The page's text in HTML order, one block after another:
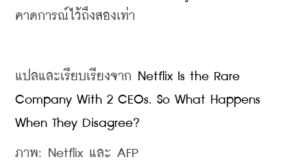
คาดการณ์ไว้ถึงสองเท่า
แปลและเรียบเรียงจาก
Netflix Is the Rare
Company With 2 CEOs. So What Happens
When They Disagree?
ภาพ: Netflix และ AFP